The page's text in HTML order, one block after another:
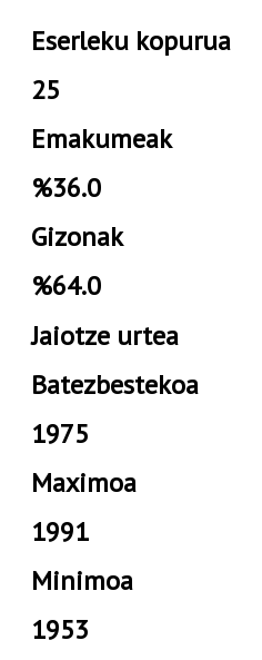
Eserleku kopurua
25
Emakumeak
%36.0
Gizonak
%64.0
Jaiotze urtea
Batezbestekoa
1975
Maximoa
1991
Minimoa
1953